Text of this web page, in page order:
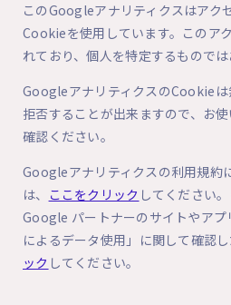
このGoogleアナリティクスはアク
Cookieを使用しています。このア
れており、個人を特定するものでは
GoogleアナリティクスのCookieは
拒否することが出来ますので、お
確認ください。
Googleアナリティクスの利用規約
は、 ここをクリック してください
Google パートナーのサイトやア
によるデータ使用」に関して確認し
ック してください。